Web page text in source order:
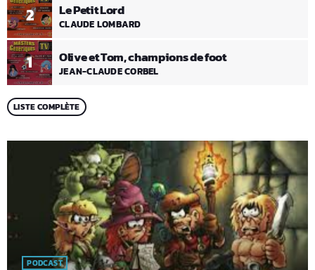
1 Olive et Tom, champions de foot
JEAN-CLAUDE CORBEL
2 Le Petit Lord
CLAUDE LOMBARD
LISTE COMPLÈTE
PODCAST